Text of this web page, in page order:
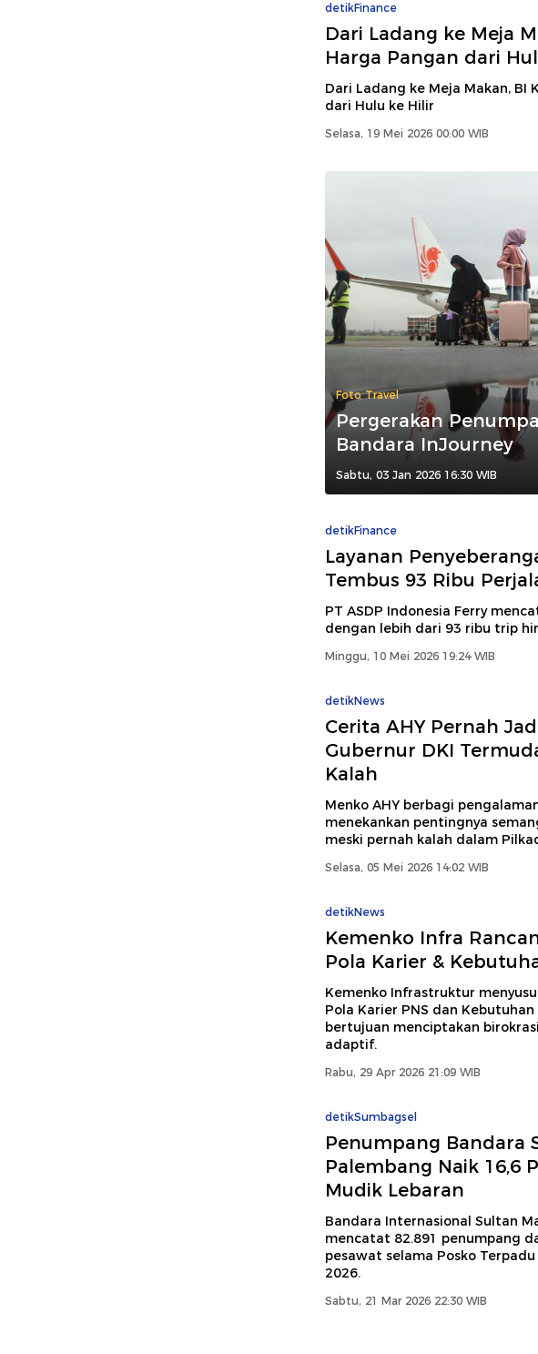
detikFinance
Dari Ladang ke Meja
Harga Pangan dari
Dari Ladang ke Meja Makan, BI
dari Hulu ke Hilir
Selasa, 19 Mei 2026 00:00 WIB
Foto Travel
Pergerakan
Bandara InJourney
Sabtu, 03 Jan 2026 16:30 WIB
detikFinance
Layanan
Tembus 93 Ribu
PT ASDP Indonesia Ferry
dengan lebih dari 93 ribu trip
Minggu, 10 Mei 2026 19:24 WIB
detikNews
Cerita AHY Pernah
Gubernur DKI
Kalah
Menko AHY berbagi
menekankan pentingnya
meski pernah kalah dalam
Selasa, 05 Mei 2026 14:02 WIB
detikNews
Kemenko Infra
Pola Karier &
Kemenko Infrastruktur
Pola Karier PNS dan Kebutuhan
bertujuan menciptakan
adaptif.
Rabu, 29 Apr 2026 21:09 WIB
detikSumbagsel
Penumpang Bandara
Palembang Naik 16,6
Mudik Lebaran
Bandara Internasional Sultan
mencatat 82.891 penumpang
pesawat selama Posko
2026.
Sabtu, 21 Mar 2026 22:30 WIB